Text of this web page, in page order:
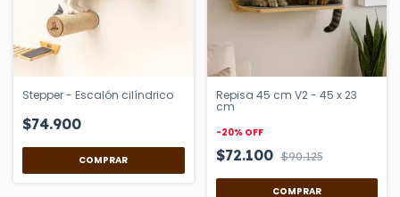
Stepper - Escalón cilíndrico
$74.900
Repisa 45 cm V2 - 45 x 23
cm
-20% OFF
$72.100 $90.125